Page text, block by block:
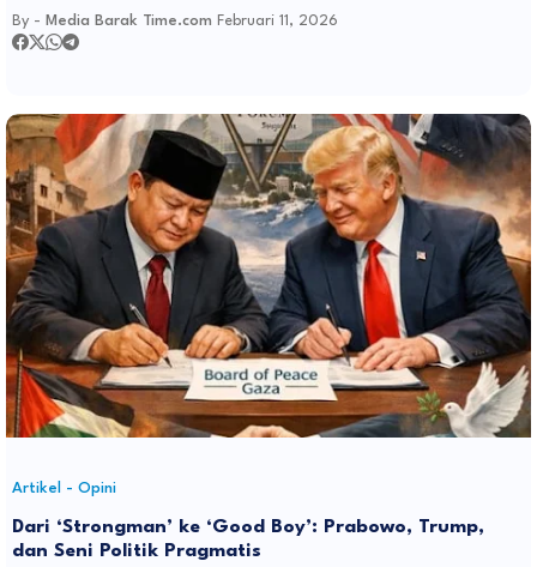
By - Media Barak Time.com Februari 11, 2026
Artikel - Opini
Dari ‘Strongman’ ke ‘Good Boy’: Prabowo, Trump,
dan Seni Politik Pragmatis